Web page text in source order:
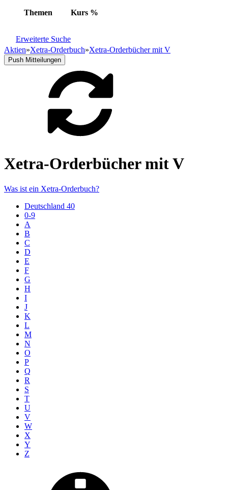
Themen Kurs %
Erweiterte Suche
Aktien»Xetra-Orderbuch»Xetra-Orderbücher mit V
Push Mitteilungen
Xetra-Orderbücher mit V
Was ist ein Xetra-Orderbuch?
Deutschland 40
0-9
A
B
C
D
E
F
G
H
I
J
K
L
M
N
O
P
Q
R
S
T
U
V
W
X
Y
Z